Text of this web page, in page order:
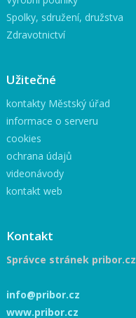
Spolky, sdružení, družstva
Zdravotnictví
Užitečné
kontakty Městský úřad
informace o serveru
cookies
ochrana údajů
videonávody
kontakt web
Kontakt
Správce stránek pribor.cz
info@pribor.cz
www.pribor.cz